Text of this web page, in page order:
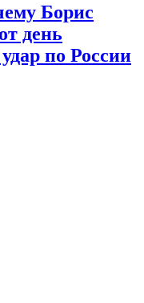
Борис
день
по России